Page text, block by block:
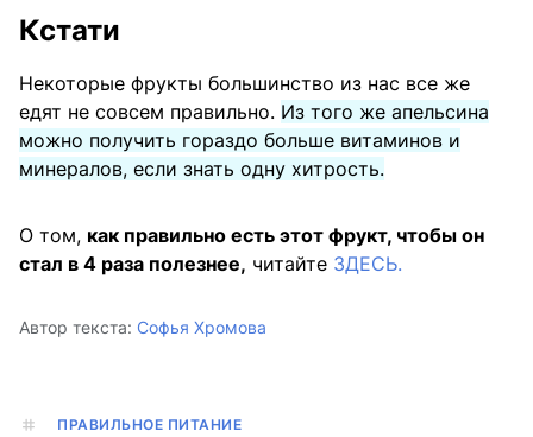
Кстати
Некоторые фрукты большинство из нас все же
едят не совсем правильно. Из того же апельсина
можно получить гораздо больше витаминов и
минералов, если знать одну хитрость.
О том, как правильно есть этот фрукт, чтобы он
стал в 4 раза полезнее, читайте ЗДЕСЬ.
Автор текста: Софья Хромова
ПРАВИЛЬНОЕ ПИТАНИЕ